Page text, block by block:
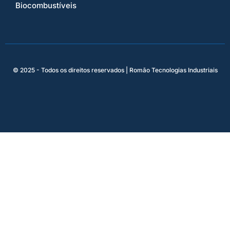
Biocombustíveis
© 2025 - Todos os direitos reservados | Romão Tecnologias Industriais